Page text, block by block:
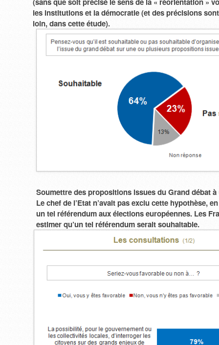
les institutions et la démocratie (et des précisions
loin, dans cette étude).
Soumettre des propositions issues du Grand débat
Le chef de l’Etat n’avait pas exclu cette hypothèse,
un tel référendum aux élections européennes. Les
estimer qu’un tel référendum serait souhaitable.